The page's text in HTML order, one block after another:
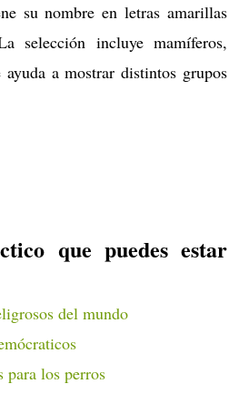
su nombre en letras amarillas
selección incluye mamíferos,
a mostrar distintos grupos
que puedes estar
del mundo
los perros